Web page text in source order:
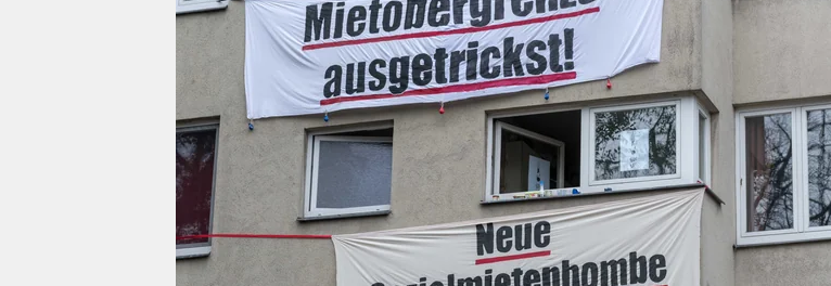
nord
wahrheit
verlag
verlag
veranstaltungen
shop